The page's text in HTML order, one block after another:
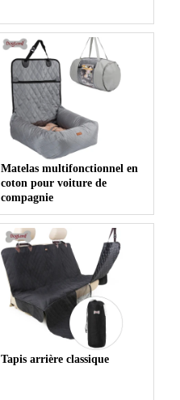
Matelas multifonctionnel en
coton pour voiture de
compagnie
Tapis arrière classique